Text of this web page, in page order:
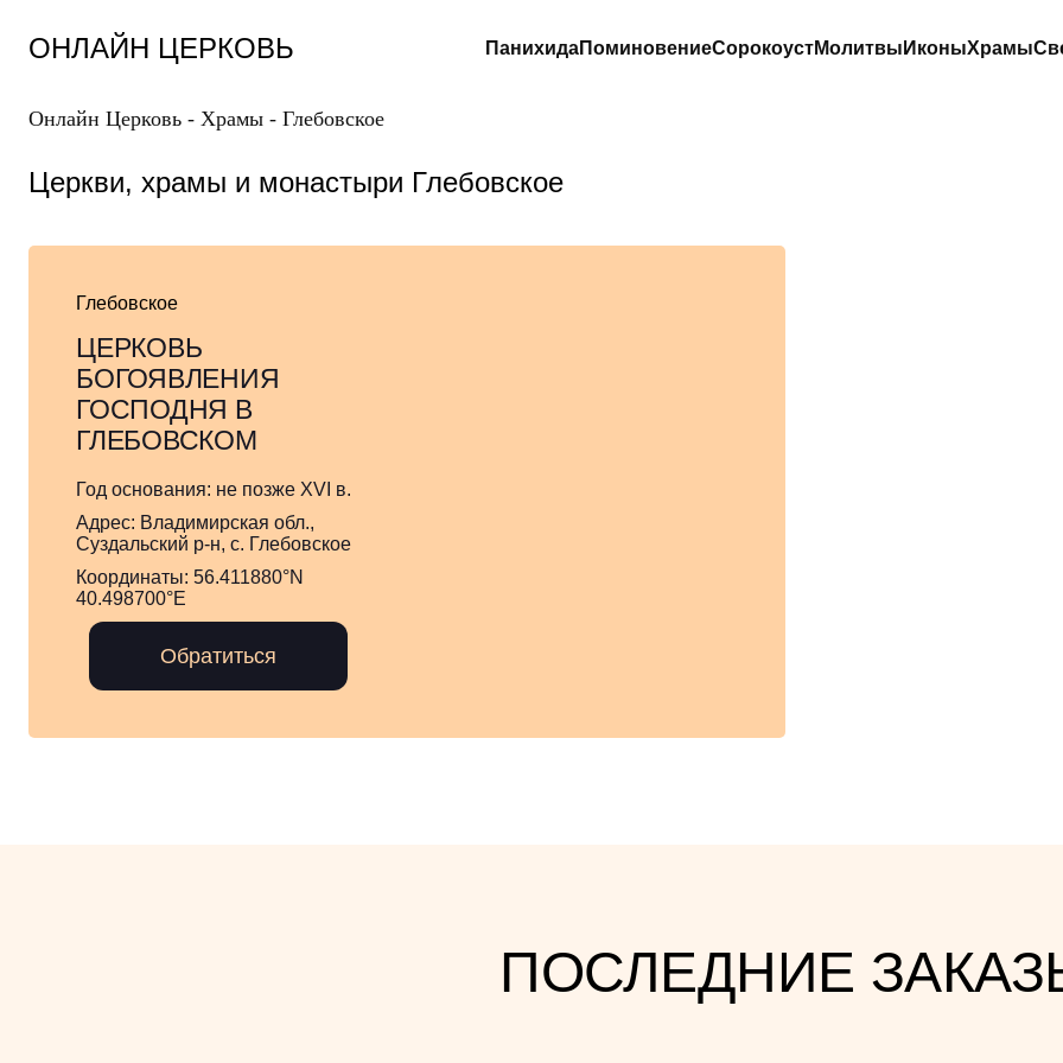
содержанию
ОНЛАЙН ЦЕРКОВЬ ПанихидаПоминовениеСорокоустМолитвы ИконыХрамы
Онлайн Церковь - Храмы - Глебовское
Церкви, храмы и монастыри Глебовское
Глебовское
ЦЕРКОВЬ
БОГОЯВЛЕНИЯ
ГОСПОДНЯ В
ГЛЕБОВСКОМ
Год основания: не позже XVI в.
Адрес: Владимирская обл.,
Суздальский р-н, с. Глебовское
Координаты: 56.411880°N
40.498700°E
Обратиться
ПОСЛЕДНИЕ